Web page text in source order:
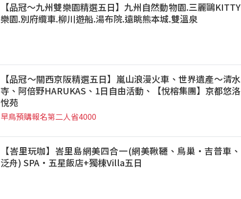
【品冠～九州雙樂園精選五日】九州自然動物園.三麗鷗KITTY
樂園.別府纜車.柳川遊船.湯布院.遠眺熊本城.雙溫泉
【品冠～關西京阪精選五日】嵐山浪漫火車、世界遺產～清水
寺、阿倍野HARUKAS、1日自由活動、【悅榕集團】京都悠洛
悅苑
早鳥預購報名第二人省4000
【峇里玩咖】峇里島網美四合一(網美鞦韆、鳥巢‧吉普車、
泛舟) SPA‧五星飯店+獨棟Villa五日